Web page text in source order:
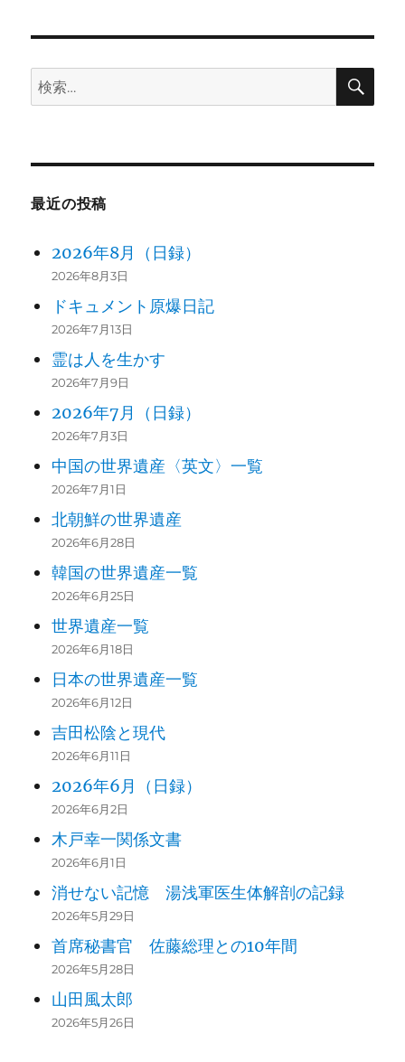
ン
検
索:
検
最近の投稿
2026年8月（日録）
2026年8月3日
ドキュメント原爆日記
2026年7月13日
霊は人を生かす
2026年7月9日
2026年7月（日録）
2026年7月3日
中国の世界遺産〈英文〉一覧
2026年7月1日
北朝鮮の世界遺産
2026年6月28日
韓国の世界遺産一覧
2026年6月25日
世界遺産一覧
2026年6月18日
日本の世界遺産一覧
2026年6月12日
吉田松陰と現代
2026年6月11日
2026年6月（日録）
2026年6月2日
木戸幸一関係文書
2026年6月1日
消せない記憶 湯浅軍医生体解剖の記録
2026年5月29日
首席秘書官 佐藤総理との10年間
2026年5月28日
山田風太郎
2026年5月26日